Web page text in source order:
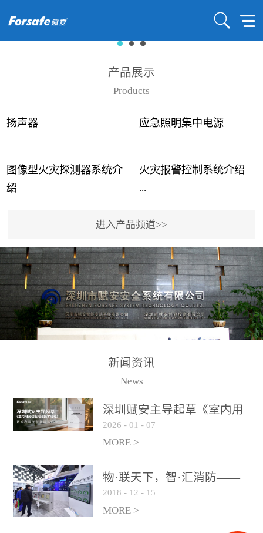
产品展示
Products
扬声器 应急照明集中电源
图像型火灾探测器系统介
绍
...
事故频发，传统的火灾探
测方法已无法满足要求。
尤其是目前众多的大型影
剧院、会议展览中心、体
育馆、大型仓库和隧道空
间等，其建筑结构特殊、
火灾隐患多。一旦发生火
传统的火灾关测器无法被
及时缺发，不能及早发现
和有效扑救火火，这不仅
力和闲难，同时也将造成
巨大的经济损失和社会影
响，基至还会造成人员伤
亡。图像型火灾探测器正
火灾报警控制系统介绍
...
用了具有仲裁机制和冗余
校验的总线传输技术、线
路状态检测与保护技术、
后向光电感烟探测技术、
高可靠的系统抗干扰技术
等多项专利技术和专有技
警领域三十多年技术积累
和工程实践的结晶。
进入产品频道>>
新闻资讯
News
深圳赋安主导起草《室内用
光动能电池技术规程》 正式
布局光伏新能源产业
2026 - 01 - 07
MORE >
物·联天下，智·汇消防——
赋安F&S 2018上海消防展圆
满落幕
2018 - 12 - 15
MORE >